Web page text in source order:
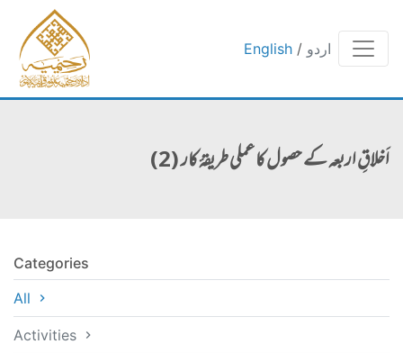
English / اردو
اَخلاقِ اربعہ کے حصول کا عملی طریقۂ کار (2)
Categories
All
Activities